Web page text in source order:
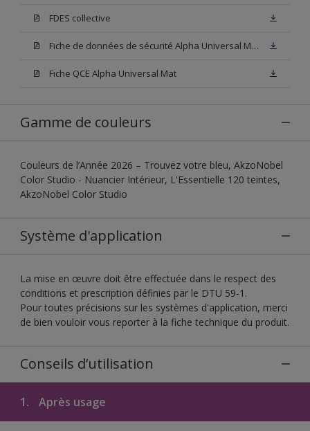
FDES collective
Fiche de données de sécurité Alpha Universal Mat Base W05
Fiche QCE Alpha Universal Mat
Gamme de couleurs
Couleurs de l’Année 2026 – Trouvez votre bleu, AkzoNobel
Color Studio - Nuancier Intérieur, L'Essentielle 120 teintes,
AkzoNobel Color Studio
Système d'application
La mise en œuvre doit être effectuée dans le respect des
conditions et prescription définies par le DTU 59-1.
Pour toutes précisions sur les systèmes d'application, merci
de bien vouloir vous reporter à la fiche technique du produit.
Conseils d’utilisation
1. Après usage